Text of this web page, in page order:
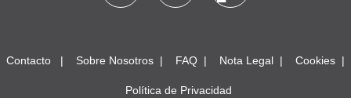
Contacto Sobre Nosotros FAQ Nota Legal Cookies
Política de Privacidad